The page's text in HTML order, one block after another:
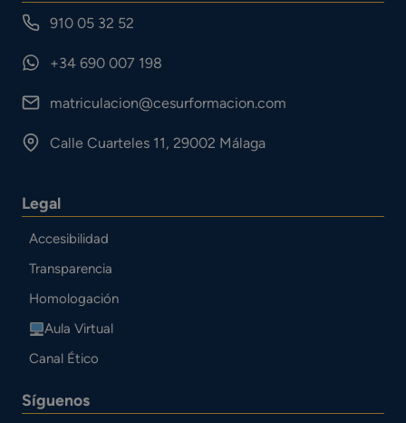
910 05 32 52
+34 690 007 198
matriculacion@cesurformacion.com
Calle Cuarteles 11, 29002 Málaga
Legal
Accesibilidad
Transparencia
Homologación
Aula Virtual
Canal Ético
Síguenos